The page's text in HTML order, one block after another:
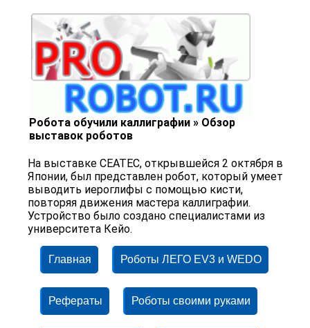
Робота обучили каллиграфии » Обзор
выставок роботов
На выставке CEATEC, открывшейся 2 октября в
Японии, был представлен робот, который умеет
выводить иероглифы с помощью кисти,
повторяя движения мастера каллиграфии.
Устройство было создано специалистами из
университета Кейо.
Главная Роботы ЛЕГО EV3 и WEDO
Рефераты Роботы своими руками